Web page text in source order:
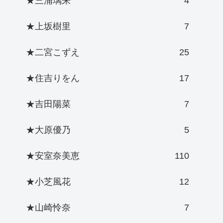
★上坂樹里 7
★二宮こずえ 25
★住吉りをん 17
★吉田陽菜 7
★大原優乃 5
★安室奈美恵 110
★小芝風花 12
★山崎怜奈 7